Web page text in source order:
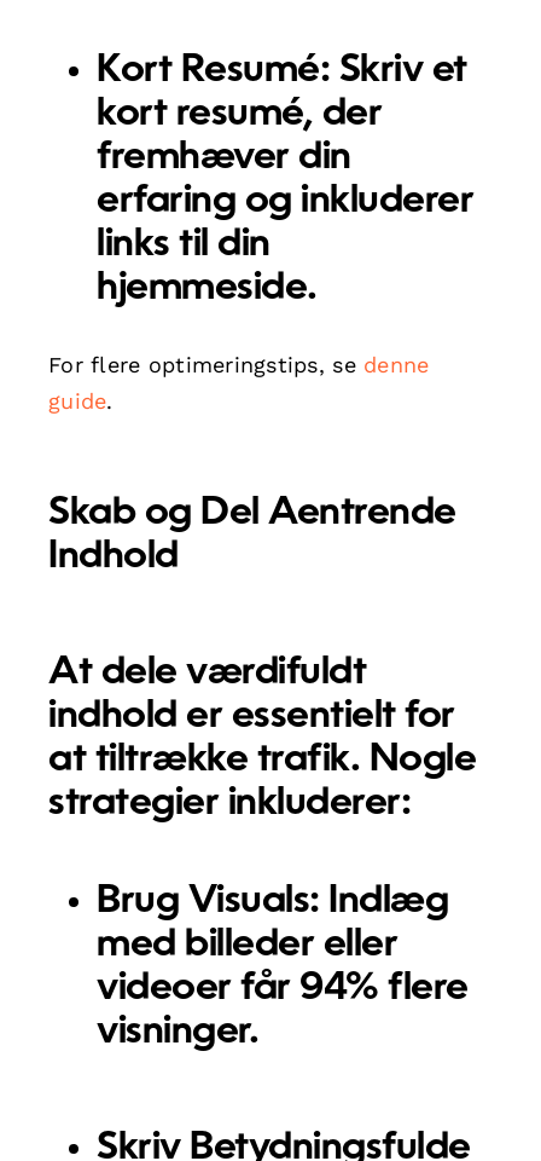
Kort Resumé: Skriv et
kort resumé, der
fremhæver din
erfaring og inkluderer
links til din
hjemmeside.
For flere optimeringstips, se denne
guide.
Skab og Del Aentrende
Indhold
At dele værdifuldt
indhold er essentielt for
at tiltrække trafik. Nogle
strategier inkluderer:
Brug Visuals: Indlæg
med billeder eller
videoer får 94% flere
visninger.
Skriv Betydningsfulde